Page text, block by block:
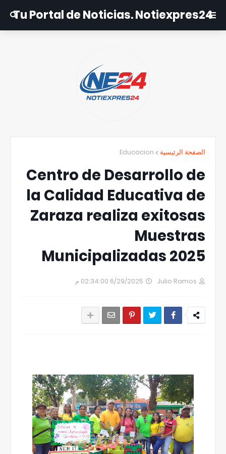
Tu Portal de Noticias. Notiexpres24
الصفحة الرئيسية Educacion
Centro de Desarrollo de
la Calidad Educativa de
Zaraza realiza exitosas
Muestras
Municipalizadas 2025
Julio Ramos 6/29/2025 02:34:00 م